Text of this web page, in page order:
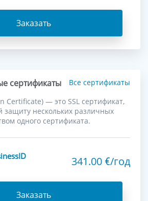
Заказать
сертификаты
Все сертификаты
Certificate) — это SSL сертификат,
нескольких различных
одного сертификата.
341.00 €/год
Заказать